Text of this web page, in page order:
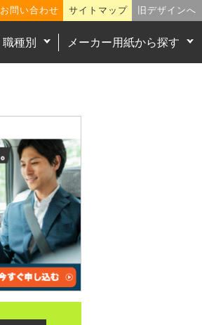
お問い合わせ サイトマップ 旧デザインへ
職種別 メーカー用紙から探す